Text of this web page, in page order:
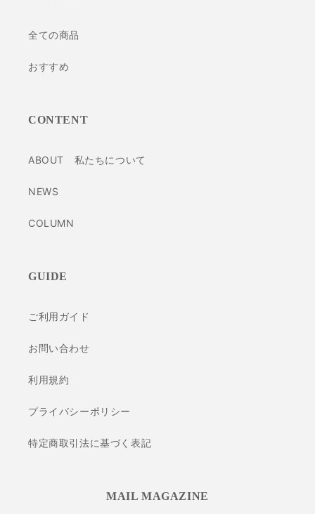
全ての商品
おすすめ
CONTENT
ABOUT 私たちについて
NEWS
COLUMN
GUIDE
ご利用ガイド
お問い合わせ
利用規約
プライバシーポリシー
特定商取引法に基づく表記
MAIL MAGAZINE